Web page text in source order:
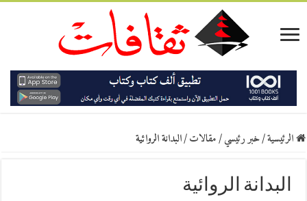
الرئيسية/خبر رئيسي/مقالات/البدانة الروائية
البدانة الروائية